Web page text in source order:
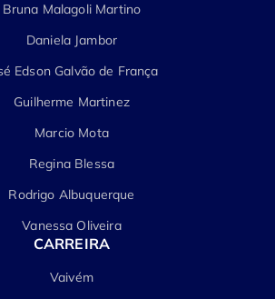
Bruna Malagoli Martino
Daniela Jambor
Edson Galvão de França
Guilherme Martinez
Marcio Mota
Regina Blessa
Rodrigo Albuquerque
Vanessa Oliveira
CARREIRA
Vaivém